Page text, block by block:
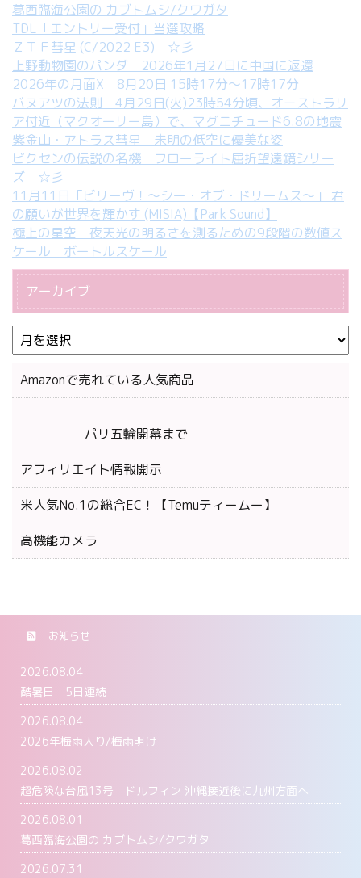
葛西臨海公園の カブトムシ/クワガタ
TDL「エントリー受付」当選攻略
ＺＴＦ彗星 (C/2022 E3) ☆彡
上野動物園のパンダ 2026年1月27日に中国に返還
2026年の月面X 8月20日 15時17分～17時17分
バヌアツの法則 4月29日(火)23時54分頃、オーストラリ
ア付近（マクオーリー島）で、マグニチュード6.8の地震
紫金山・アトラス彗星 未明の低空に優美な姿
ビクセンの伝説の名機 フローライト屈折望遠鏡シリー
ズ ☆彡
11月11日「ビリーヴ！～シー・オブ・ドリームス～」 君
の願いが世界を輝かす (MISIA)【Park Sound】
極上の星空 夜天光の明るさを測るための9段階の数値ス
ケール ボートルスケール
アーカイブ
Amazonで売れている人気商品
パリ五輪開幕まで
アフィリエイト情報開示
米人気No.1の総合EC！【Temuティームー】
高機能カメラ
お知らせ
2026.08.04
酷暑日 5日連続
2026.08.04
2026年梅雨入り/梅雨明け
2026.08.02
超危険な台風13号 ドルフィン 沖縄接近後に九州方面へ
2026.08.01
葛西臨海公園の カブトムシ/クワガタ
2026.07.31